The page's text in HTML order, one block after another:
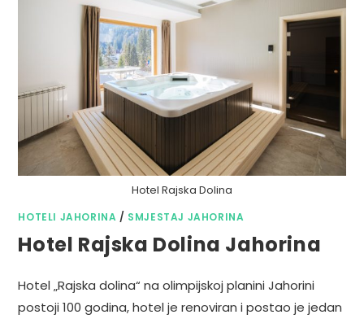
Hotel Rajska Dolina
HOTELI JAHORINA / SMJESTAJ JAHORINA
Hotel Rajska Dolina Jahorina
Hotel „Rajska dolina“ na olimpijskoj planini Jahorini
postoji 100 godina, hotel je renoviran i postao je jedan